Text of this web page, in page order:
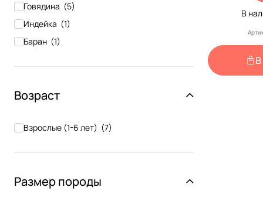
Говядина (5)
Индейка (1)
Баран (1)
Возраст
Взрослые (1-6 лет) (7)
Размер породы
В